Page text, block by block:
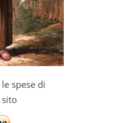
spese di
sito